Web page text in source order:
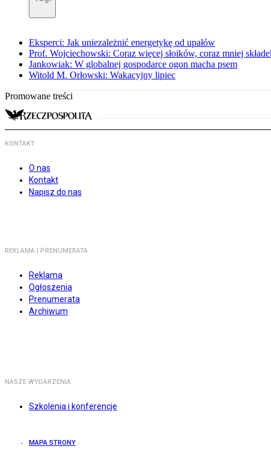
Eksperci: Jak uniezależnić energetykę od upałów
Prof. Wojciechowski: Coraz więcej słoików, coraz mniej
Jankowiak: W globalnej gospodarce ogon macha psem
Witold M. Orłowski: Wakacyjny lipiec
Promowane treści
KONTAKT
O nas
Kontakt
Napisz do nas
REKLAMA I PRENUMERATA
Reklama
Ogłoszenia
Prenumerata
Archiwum
NASZE WYDARZENIA
Szkolenia i konferencje
MAPA STRONY